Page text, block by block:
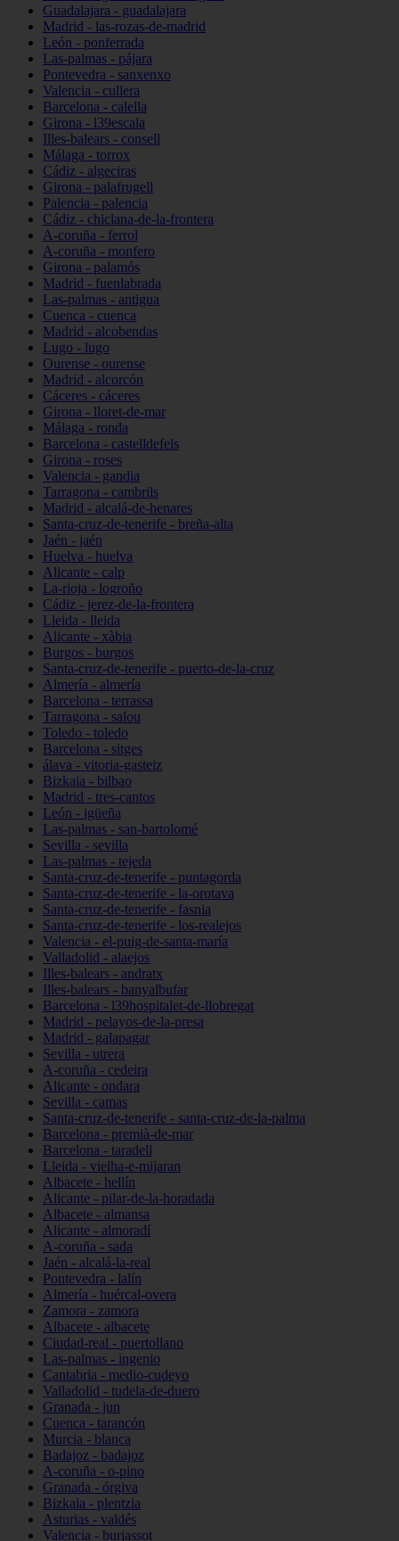
Guadalajara - guadalajara
Madrid - las-rozas-de-madrid
León - ponferrada
Las-palmas - pájara
Pontevedra - sanxenxo
Valencia - cullera
Barcelona - calella
Girona - l39escala
Illes-balears - consell
Málaga - torrox
Cádiz - algeciras
Girona - palafrugell
Palencia - palencia
Cádiz - chiclana-de-la-frontera
A-coruña - ferrol
A-coruña - monfero
Girona - palamós
Madrid - fuenlabrada
Las-palmas - antigua
Cuenca - cuenca
Madrid - alcobendas
Lugo - lugo
Ourense - ourense
Madrid - alcorcón
Cáceres - cáceres
Girona - lloret-de-mar
Málaga - ronda
Barcelona - castelldefels
Girona - roses
Valencia - gandia
Tarragona - cambrils
Madrid - alcalá-de-henares
Santa-cruz-de-tenerife - breña-alta
Jaén - jaén
Huelva - huelva
Alicante - calp
La-rioja - logroño
Cádiz - jerez-de-la-frontera
Lleida - lleida
Alicante - xàbia
Burgos - burgos
Santa-cruz-de-tenerife - puerto-de-la-cruz
Almería - almería
Barcelona - terrassa
Tarragona - salou
Toledo - toledo
Barcelona - sitges
álava - vitoria-gasteiz
Bizkaia - bilbao
Madrid - tres-cantos
León - igüeña
Las-palmas - san-bartolomé
Sevilla - sevilla
Las-palmas - tejeda
Santa-cruz-de-tenerife - puntagorda
Santa-cruz-de-tenerife - la-orotava
Santa-cruz-de-tenerife - fasnia
Santa-cruz-de-tenerife - los-realejos
Valencia - el-puig-de-santa-maría
Valladolid - alaejos
Illes-balears - andratx
Illes-balears - banyalbufar
Barcelona - l39hospitalet-de-llobregat
Madrid - pelayos-de-la-presa
Madrid - galapagar
Sevilla - utrera
A-coruña - cedeira
Alicante - ondara
Sevilla - camas
Santa-cruz-de-tenerife - santa-cruz-de-la-palma
Barcelona - premià-de-mar
Barcelona - taradell
Lleida - vielha-e-mijaran
Albacete - hellín
Alicante - pilar-de-la-horadada
Albacete - almansa
Alicante - almoradí
A-coruña - sada
Jaén - alcalá-la-real
Pontevedra - lalín
Almería - huércal-overa
Zamora - zamora
Albacete - albacete
Ciudad-real - puertollano
Las-palmas - ingenio
Cantabria - medio-cudeyo
Valladolid - tudela-de-duero
Granada - jun
Cuenca - tarancón
Murcia - blanca
Badajoz - badajoz
A-coruña - o-pino
Granada - órgiva
Bizkaia - plentzia
Asturias - valdés
Valencia - burjassot